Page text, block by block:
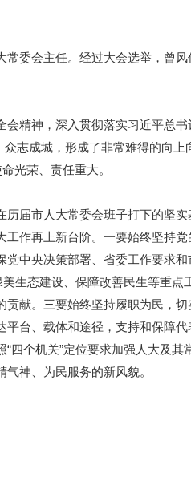
委会主任。经过大会选举，曾风
精神，深入贯彻落实习近平总书
志成城，形成了非常难得的向
光荣、责任重大。
届市人大常委会班子打下的坚实
作再上新台阶。一要始终坚持
中央决策部署、省委工作要求
生态建设、保障改善民生等重点
献。三要始终坚持履职为民，
台、载体和途径，支持和保障
个机关”定位要求加强人大及其
神、为民服务的新风貌。